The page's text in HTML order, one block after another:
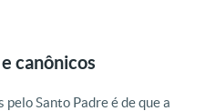
canônicos
Santo Padre é de que a